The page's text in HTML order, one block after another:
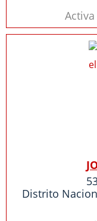
Distrito